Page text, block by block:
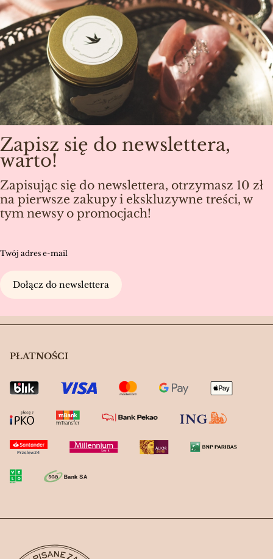
Zapisz się do newslettera,
warto!
Zapisując się do newslettera, otrzymasz 10 zł
na pierwsze zakupy i ekskluzywne treści, w
tym newsy o promocjach!
Twój adres e-mail
Dołącz do newslettera
PŁATNOŚCI